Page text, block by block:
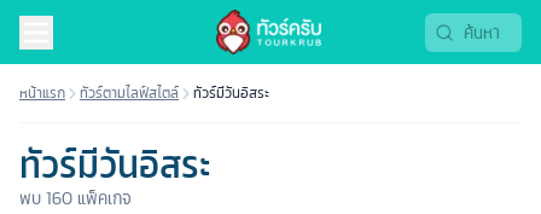
หน้าแรก ทัวร์ตามไลฟ์สไตล์ ทัวร์มีวันอิสระ
ทัวร์มีวันอิสระ
พบ160 แพ็คเกจ